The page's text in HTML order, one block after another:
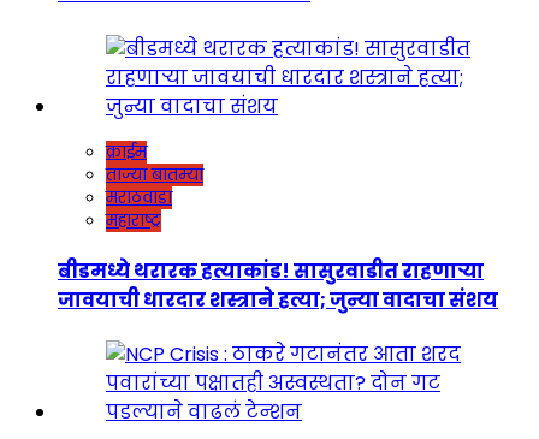
क्राईम
ताज्या बातम्या
मराठवाडा
महाराष्ट्र
बीडमध्ये थरारक हत्याकांड! सासुरवाडीत राहणाऱ्या
जावयाची धारदार शस्त्राने हत्या; जुन्या वादाचा संशय